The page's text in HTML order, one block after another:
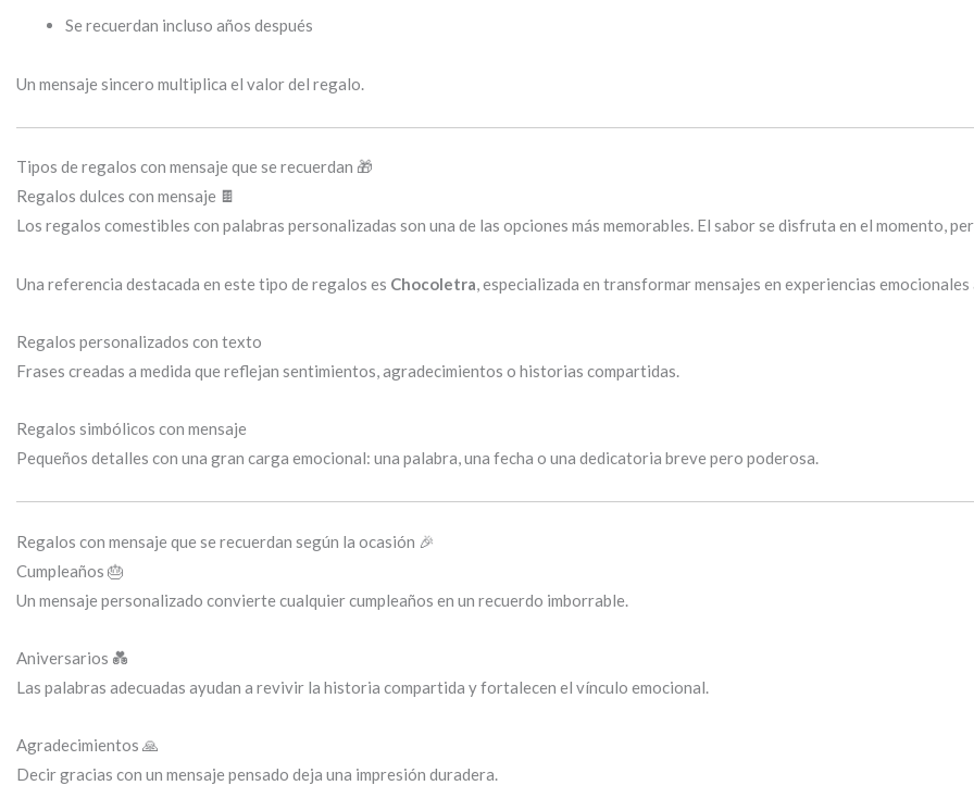
Se recuerdan incluso años después
Un mensaje sincero multiplica el valor del regalo.
Tipos de regalos con mensaje que se recuerdan 🎁
Regalos dulces con mensaje 🍫
Los regalos comestibles con palabras personalizadas son una de las opciones más memorables. El sabor se disfruta en el momento,
Una referencia destacada en este tipo de regalos es Chocoletra, especializada en transformar mensajes en experiencias
Regalos personalizados con texto
Frases creadas a medida que reflejan sentimientos, agradecimientos o historias compartidas.
Regalos simbólicos con mensaje
Pequeños detalles con una gran carga emocional: una palabra, una fecha o una dedicatoria breve pero poderosa.
Regalos con mensaje que se recuerdan según la ocasión 🎉
Cumpleaños 🎂
Un mensaje personalizado convierte cualquier cumpleaños en un recuerdo imborrable.
Aniversarios 💑
Las palabras adecuadas ayudan a revivir la historia compartida y fortalecen el vínculo emocional.
Agradecimientos 🙏
Decir gracias con un mensaje pensado deja una impresión duradera.